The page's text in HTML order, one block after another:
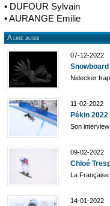
• DUFOUR Sylvain
• AURANGE Emilie
A lire aussi
07-12-2022
Nidecker
11-02-2022
Pékin
Son
09-02-2022
Chloé
La
14-01-2022